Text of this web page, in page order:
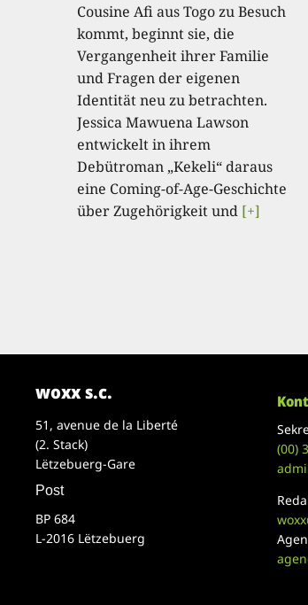
Cousine Afi aus Togo zu Besuch
kommt, beginnt sie, die
Vergangenheit ihrer Familie
und Fragen der eigenen
Identität neu zu betrachten.
Jessica Mawuena Lawson
entwickelt in ihrem
Debütroman „Kekeli“ daraus
eine Coming-of-Age-Geschichte
über Zugehörigkeit und [+]
woxx s.c.
51, avenue de la Liberté
(2. Stack)
Lëtzebuerg-Gare
Post
BP 684
L-2016 Lëtzebuerg
(00)